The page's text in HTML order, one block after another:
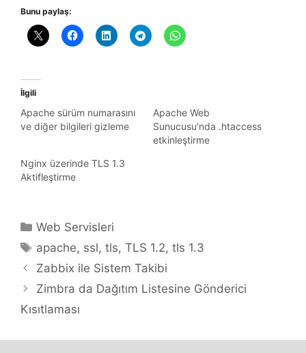
Bunu paylaş:
İlgili
Apache sürüm numarasını
ve diğer bilgileri gizleme
Apache Web
Sunucusu’nda .htaccess
etkinleştirme
Nginx üzerinde TLS 1.3
Aktifleştirme
Kategoriler
Web Servisleri
Etiketler
apache, ssl,tls,TLS 1.2,tls 1.3
Zabbix ile Sistem Takibi
Zimbra da Dağıtım Listesine Gönderici
Kısıtlaması